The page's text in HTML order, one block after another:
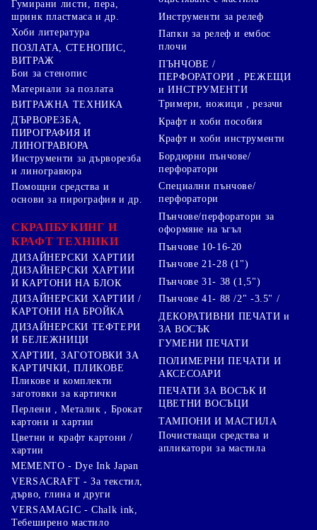
Гумирани листи, пера,
шринк пластмаса и др.
Хоби литература
ПОЗЛАТА, СТЕНОПИС,
ВИТРАЖ
Бои за стенопис
Материали за позлата
ВИТРАЖНА ТЕХНИКА
ДЪРВОРЕЗБА,
ПИРОГРАФИЯ И
ЛИНОГРАВЮРА
Инструменти за дърворезба
и линогравюра
Помощни средства и
основи за пирография и др.
СКРАПБУКИНГ И
КРАФТ ТЕХНИКИ
ДИЗАЙНЕРСКИ ХАРТИИ
ДИЗАЙНЕРСКИ ХАРТИИ
И КАРТОНИ НА БЛОК
ДИЗАЙНЕРСКИ ХАРТИИ /
КАРТОНИ НА БРОЙКА
ДИЗАЙНЕРСКИ ТЕФТЕРИ
И БЕЛЕЖНИЦИ
ХАРТИИ, ЗАГОТОВКИ ЗА
КАРТИЧКИ, ПЛИКОВЕ
Пликове и комплекти
заготовки за картички
Перлени , Металик , Брокат
картони и хартии
Цветни и крафт картони /
хартии
Инструменти за релеф
Папки за релеф и ембос
плочи
ПЪНЧОВЕ /
ПЕРФОРАТОРИ , РЕЖЕЩИ
и ИНСТРУМЕНТИ
Тримери, ножици , резачи
Крафт и хоби пособия
Крафт и хоби инструменти
Бордюрни пънчове/
перфоратори
Специални пънчове/
перфоратори
Пънчове/перфоратори за
оформяне на ъгъл
Пънчове 10-16-20
Пънчове 21-28 (1")
Пънчове 31- 38 (1,5")
Пънчове 41- 88 /2" -3.5" /
ДЕКОРАТИВНИ ПЕЧАТИ и
ЗА ВОСЪК
ГУМЕНИ ПЕЧАТИ
ПОЛИМЕРНИ ПЕЧАТИ И
АКСЕСОАРИ
ПЕЧАТИ ЗА ВОСЪК И
ЦВЕТНИ ВОСЪЦИ
ТАМПОНИ И МАСТИЛА
Почистващи средства и
апликатори за мастила
MEMENTO - Dye Ink Japan
VERSACRAFT - За текстил,
дърво, глина и други
VERSAMAGIC - Chalk ink,
Тебеширено мастило